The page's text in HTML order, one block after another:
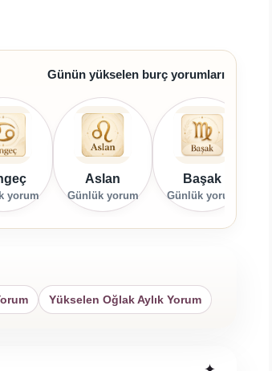
Günün yükselen burç yorumları
yorum
Aslan
Günlük yorum
Başak
Günlük yorum
Yükselen Oğlak Aylık Yorum